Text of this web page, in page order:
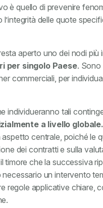
è quello di prevenire
delle quote
aperto uno dei nodi più
per singolo Paese. Sono
commerciali, per
tali
a livello globale.
centrale, poiché le
dei contratti e sulla
timore che la successiva
un intervento
regole applicative chiare,